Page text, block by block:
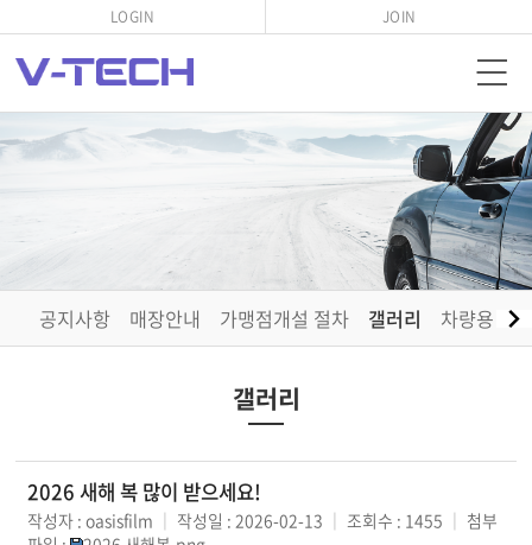
LOGIN JOIN
공지사항 매장안내 가맹점개설 절차 갤러리 차량용 소
갤러리
2026 새해 복 많이 받으세요!
작성자 : oasisfilm 작성일 : 2026-02-13 조회수 : 1455
첨부